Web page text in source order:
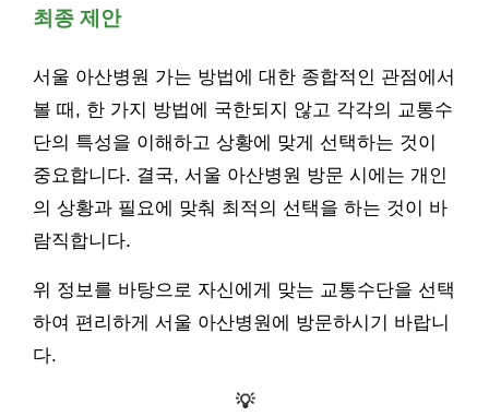
최종 제안
서울 아산병원 가는 방법에 대한 종합적인 관점에서
볼 때, 한 가지 방법에 국한되지 않고 각각의 교통수
단의 특성을 이해하고 상황에 맞게 선택하는 것이
중요합니다. 결국, 서울 아산병원 방문 시에는 개인
의 상황과 필요에 맞춰 최적의 선택을 하는 것이 바
람직합니다.
위 정보를 바탕으로 자신에게 맞는 교통수단을 선택
하여 편리하게 서울 아산병원에 방문하시기 바랍니
다.
💡